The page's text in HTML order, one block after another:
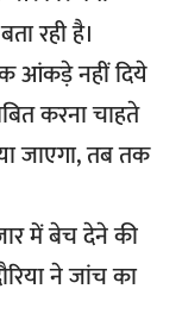
रही है।
आंकड़े नहीं दिये
करना चाहते
जाएगा, तब तक
में बेच देने की
ने जांच का